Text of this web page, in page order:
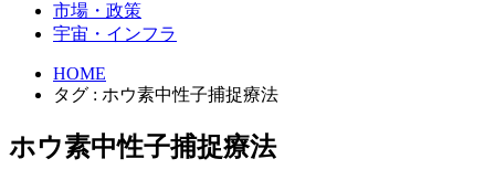
市場・政策
宇宙・インフラ
HOME
タグ : ホウ素中性子捕捉療法
ホウ素中性子捕捉療法